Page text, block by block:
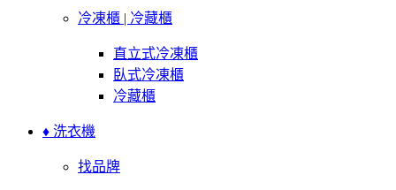
冷凍櫃 | 冷藏櫃
直立式冷凍櫃
臥式冷凍櫃
冷藏櫃
♦ 洗衣機
找品牌